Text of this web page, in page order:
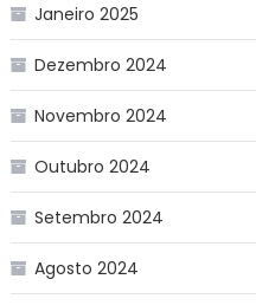
Janeiro 2025
Dezembro 2024
Novembro 2024
Outubro 2024
Setembro 2024
Agosto 2024